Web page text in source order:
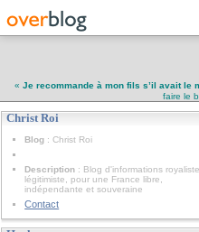
« Je recommande à mon fils s’il avait le
faire le
Christ Roi
Blog : Christ Roi
Description : Blog d'informations royaliste,
légitimiste, pour une France libre,
indépendante et souveraine
Contact